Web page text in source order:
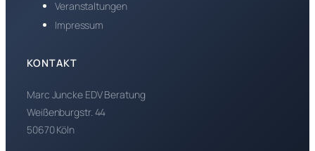
Veranstaltungen
Impressum
KONTAKT
Marc Juncke EDV Beratung
Weißenburgstr. 44
50670 Köln